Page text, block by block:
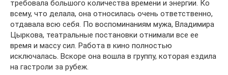
требовала большого количества времени и энергии. Ко
всему, что делала, она относилась очень ответственно,
отдавала всю себя. По воспоминаниям мужа, Владимира
Цыркова, театральные постановки отнимали все ее
время и массу сил. Работа в кино полностью
исключалась. Вскоре она вошла в группу, которая ездила
на гастроли за рубеж.